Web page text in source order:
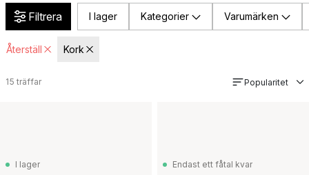
Filtrera I lager Kategorier Varumärken
Återställ Kork
15 träffar Popularitet
I lager Endast ett fåtal kvar